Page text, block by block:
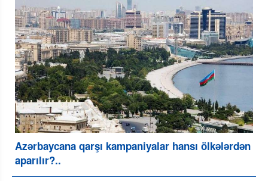
Azərbaycana qarşı kampaniyalar hansı ölkələrdən
aparılır?..